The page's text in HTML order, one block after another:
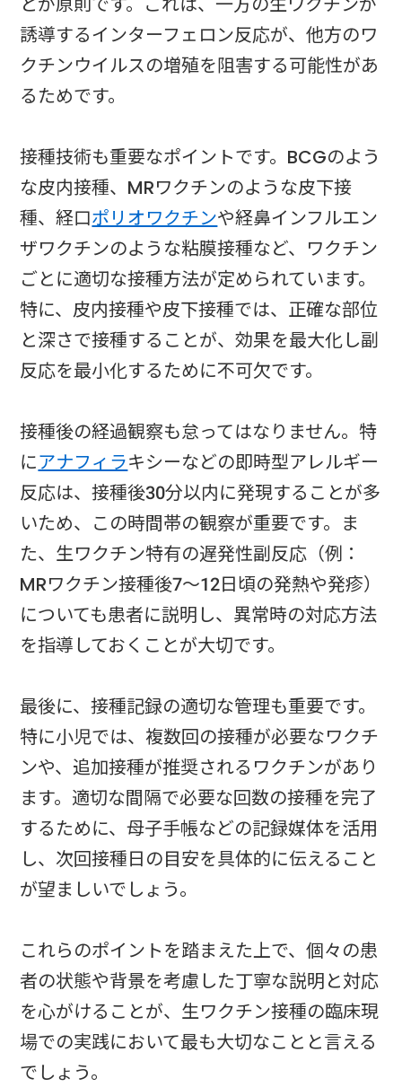
誘導するインターフェロン反応が、他方のワ
クチンウイルスの増殖を阻害する可能性があ
るためです。
接種技術も重要なポイントです。BCGのよう
な皮内接種、MRワクチンのような皮下接
種、経口ポリオワクチンや経鼻インフルエン
ザワクチンのような粘膜接種など、ワクチン
ごとに適切な接種方法が定められています。
特に、皮内接種や皮下接種では、正確な部位
と深さで接種することが、効果を最大化し副
反応を最小化するために不可欠です。
接種後の経過観察も怠ってはなりません。特
にアナフィラキシーなどの即時型アレルギー
反応は、接種後30分以内に発現することが多
いため、この時間帯の観察が重要です。ま
た、生ワクチン特有の遅発性副反応（例：
MRワクチン接種後7〜12日頃の発熱や発疹）
についても患者に説明し、異常時の対応方法
を指導しておくことが大切です。
最後に、接種記録の適切な管理も重要です。
特に小児では、複数回の接種が必要なワクチ
ンや、追加接種が推奨されるワクチンがあり
ます。適切な間隔で必要な回数の接種を完了
するために、母子手帳などの記録媒体を活用
し、次回接種日の目安を具体的に伝えること
が望ましいでしょう。
これらのポイントを踏まえた上で、個々の患
者の状態や背景を考慮した丁寧な説明と対応
を心がけることが、生ワクチン接種の臨床現
場での実践において最も大切なことと言える
でしょう。